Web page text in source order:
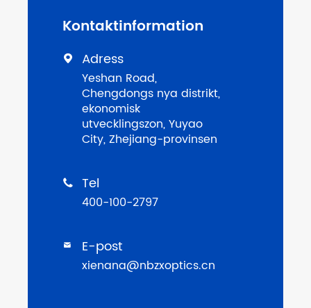
Kontaktinformation
 Adress
Yeshan Road,
Chengdongs nya distrikt,
ekonomisk
utvecklingszon, Yuyao
City, Zhejiang-provinsen
 Tel
400-100-2797
 E-post
xienana@nbzxoptics.cn